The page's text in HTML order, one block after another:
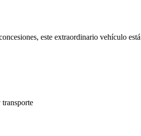
este extraordinario vehículo está